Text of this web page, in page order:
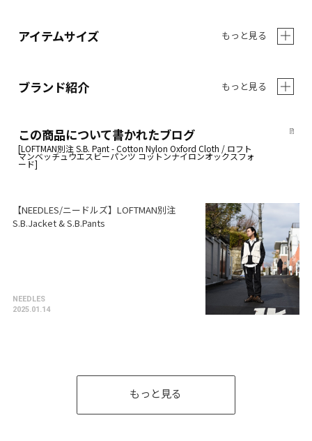
アイテムサイズ もっと見る
ブランド紹介 もっと見る
この商品について書かれたブログ
【NEEDLES/ニードルズ】LOFTMAN別注
S.B.Jacket & S.B.Pants
NEEDLES
2025.01.14
もっと見る